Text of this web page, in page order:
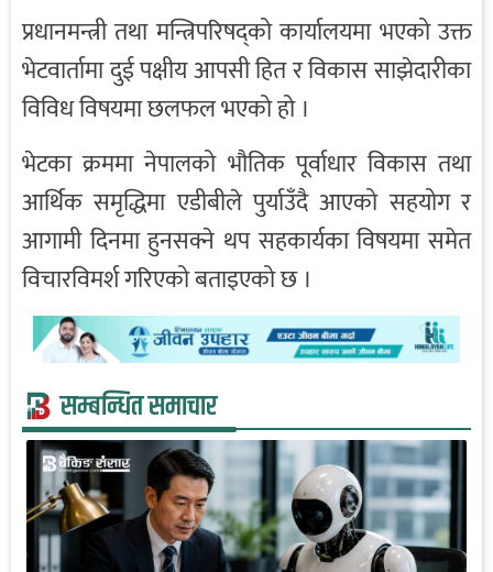
प्रधानमन्त्री तथा मन्त्रिपरिषद्को कार्यालयमा भएको उक्त
भेटवार्तामा दुई पक्षीय आपसी हित र विकास साझेदारीका
विविध विषयमा छलफल भएको हो ।
भेटका क्रममा नेपालको भौतिक पूर्वाधार विकास तथा
आर्थिक समृद्धिमा एडीबीले पुर्याउँदै आएको सहयोग र
आगामी दिनमा हुनसक्ने थप सहकार्यका विषयमा समेत
विचारविमर्श गरिएको बताइएको छ ।
सम्बन्धित समाचार